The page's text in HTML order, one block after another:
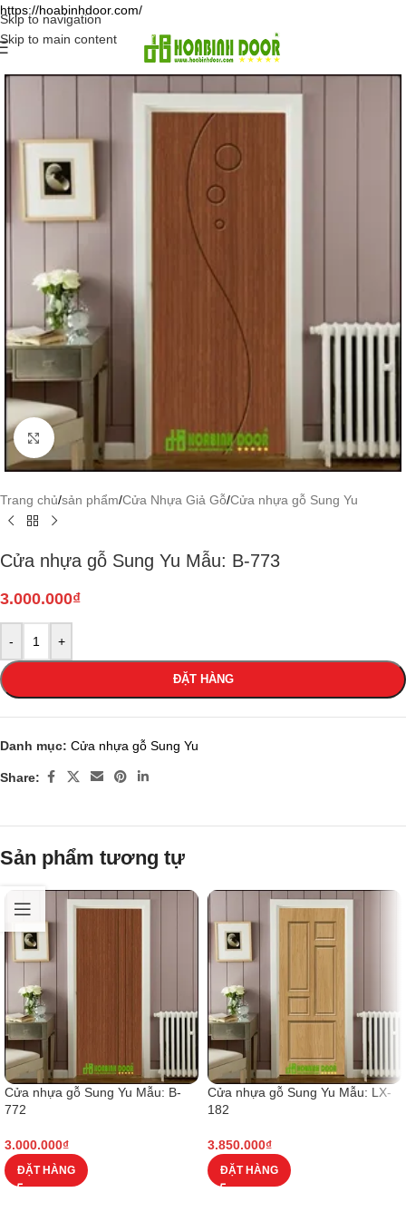
https://hoabinhdoor.com/
Skip to navigation
Skip to main content
Click to enlarge
Trang chủ/sản phẩm/Cửa Nhựa Giả Gỗ/Cửa nhựa gỗ Sung Yu
Cửa nhựa gỗ Sung Yu Mẫu: B-773
3.000.000₫
- +
ĐẶT HÀNG
Danh mục: Cửa nhựa gỗ Sung Yu
Share:
Sản phẩm tương tự
Cửa nhựa gỗ Sung Yu Mẫu: B-
772
3.000.000₫
ĐẶT HÀNG
Cửa nhựa gỗ Sung Yu Mẫu: LX-
182
3.850.000₫
ĐẶT HÀNG